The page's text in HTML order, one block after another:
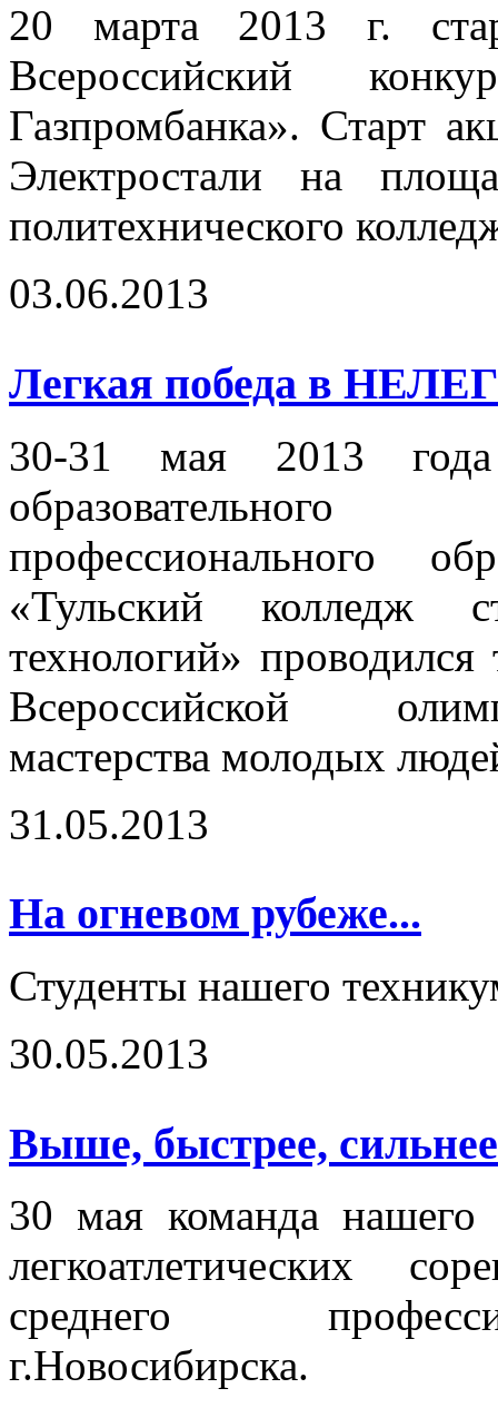
20 марта 2013 г.
Всероссийский
Газпромбанка». Старт
Электростали на
политехнического
03.06.2013
Легкая победа в
30-31 мая 2013 года
профессионального
«Тульский колледж
технологий»
Всероссийской
мастерства молодых
31.05.2013
На огневом рубеже...
Студенты нашего
30.05.2013
Выше, быстрее,
30 мая команда нашего
легкоатлетических
среднего
г.Новосибирска.